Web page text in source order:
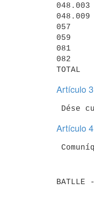
057
059
081
082
Artículo 3
Artículo 4
BATLLE